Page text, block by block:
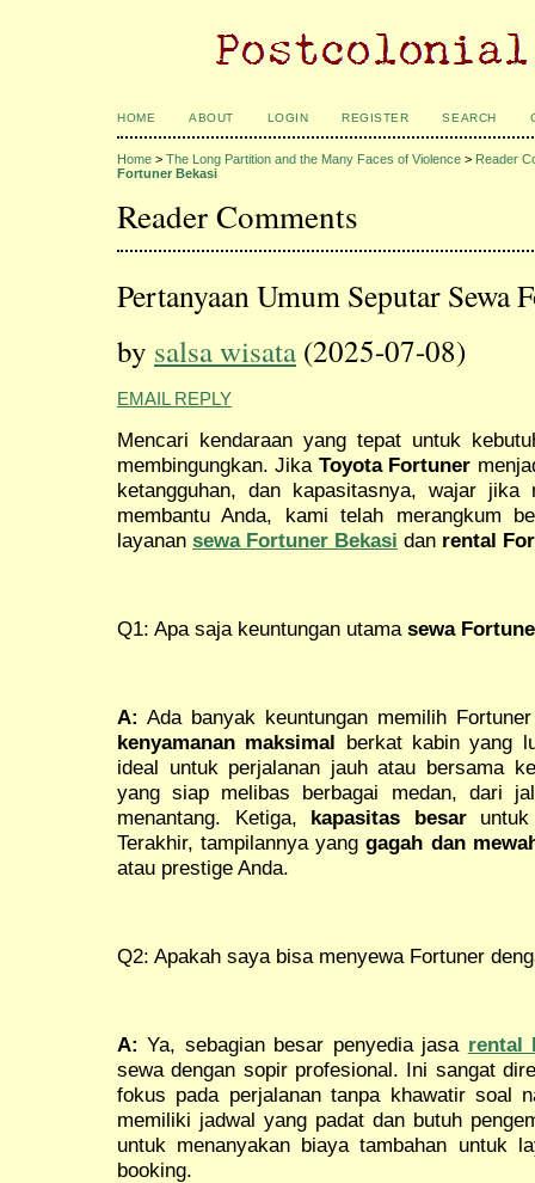
HOME ABOUT LOGIN REGISTER SEARCH
Home > The Long Partition and the Many Faces of Violence > Reader
Fortuner Bekasi
Reader Comments
Pertanyaan Umum Seputar Sewa
by salsa wisata (2025-07-08)
EMAIL REPLY
Mencari kendaraan yang tepat untuk
membingungkan. Jika Toyota Fortuner
ketangguhan, dan kapasitasnya, wajar jika
membantu Anda, kami telah merangkum
layanan sewa Fortuner Bekasi dan rental
Q1: Apa saja keuntungan utama sewa
A: Ada banyak keuntungan memilih
kenyamanan maksimal berkat kabin yang
ideal untuk perjalanan jauh atau bersama
yang siap melibas berbagai medan, dari
menantang. Ketiga, kapasitas besaruntuk
Terakhir, tampilannya yanggagah dan
atau prestige Anda.
Q2: Apakah saya bisa menyewa Fortuner
A: Ya, sebagian besar penyedia jasa rental
sewa dengan sopir profesional. Ini sangat
fokus pada perjalanan tanpa khawatir soal
memiliki jadwal yang padat dan butuh
untuk menanyakan biaya tambahan untuk
booking.